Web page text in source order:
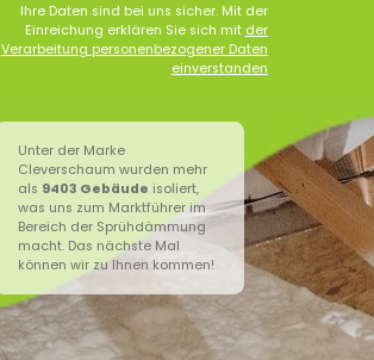
Ihre Daten sind bei uns sicher. Mit der
Einreichung erklären Sie sich mit der
Verarbeitung personenbezogener Daten
einverstanden
Unter der Marke
Cleverschaum wurden mehr
als 9403 Gebäude isoliert,
was uns zum Marktführer im
Bereich der Sprühdämmung
macht. Das nächste Mal
können wir zu Ihnen kommen!